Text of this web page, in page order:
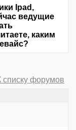
Ipad,
ведущие
каким
списку форумов